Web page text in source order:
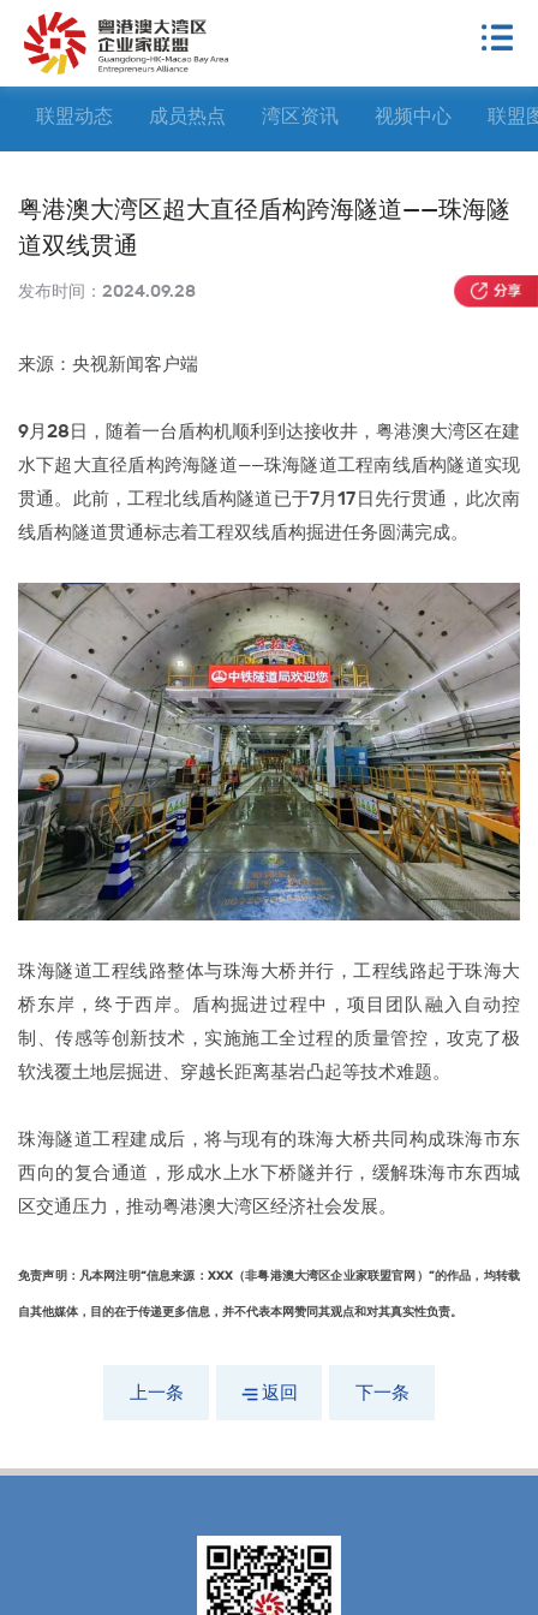
联盟动态 成员热点 湾区资讯 视频中心 联盟
粤港澳大湾区超大直径盾构跨海隧道——珠海隧
道双线贯通
发布时间： 2024.09.28
来源：央视新闻客户端
9月28日，随着一台盾构机顺利到达接收井，粤港澳大湾区在建
水下超大直径盾构跨海隧道——珠海隧道工程南线盾构隧道实现
贯通。此前，工程北线盾构隧道已于7月17日先行贯通，此次南
线盾构隧道贯通标志着工程双线盾构掘进任务圆满完成。
珠海隧道工程线路整体与珠海大桥并行，工程线路起于珠海大
桥东岸，终于西岸。盾构掘进过程中，项目团队融入自动控
制、传感等创新技术，实施施工全过程的质量管控，攻克了极
软浅覆土地层掘进、穿越长距离基岩凸起等技术难题。
珠海隧道工程建成后，将与现有的珠海大桥共同构成珠海市东
西向的复合通道，形成水上水下桥隧并行，缓解珠海市东西城
区交通压力，推动粤港澳大湾区经济社会发展。
免责声明：凡本网注明“信息来源：XXX（非粤港澳大湾区企业家联盟官网）”的作品，均转载
自其他媒体，目的在于传递更多信息，并不代表本网赞同其观点和对其真实性负责。
上一条 返回 下一条